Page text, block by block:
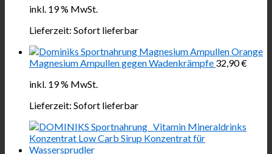
inkl. 19 % MwSt.
Lieferzeit: Sofort lieferbar
Magnesium Ampullen gegen Wadenkrämpfe 32,90€
inkl. 19 % MwSt.
Lieferzeit: Sofort lieferbar